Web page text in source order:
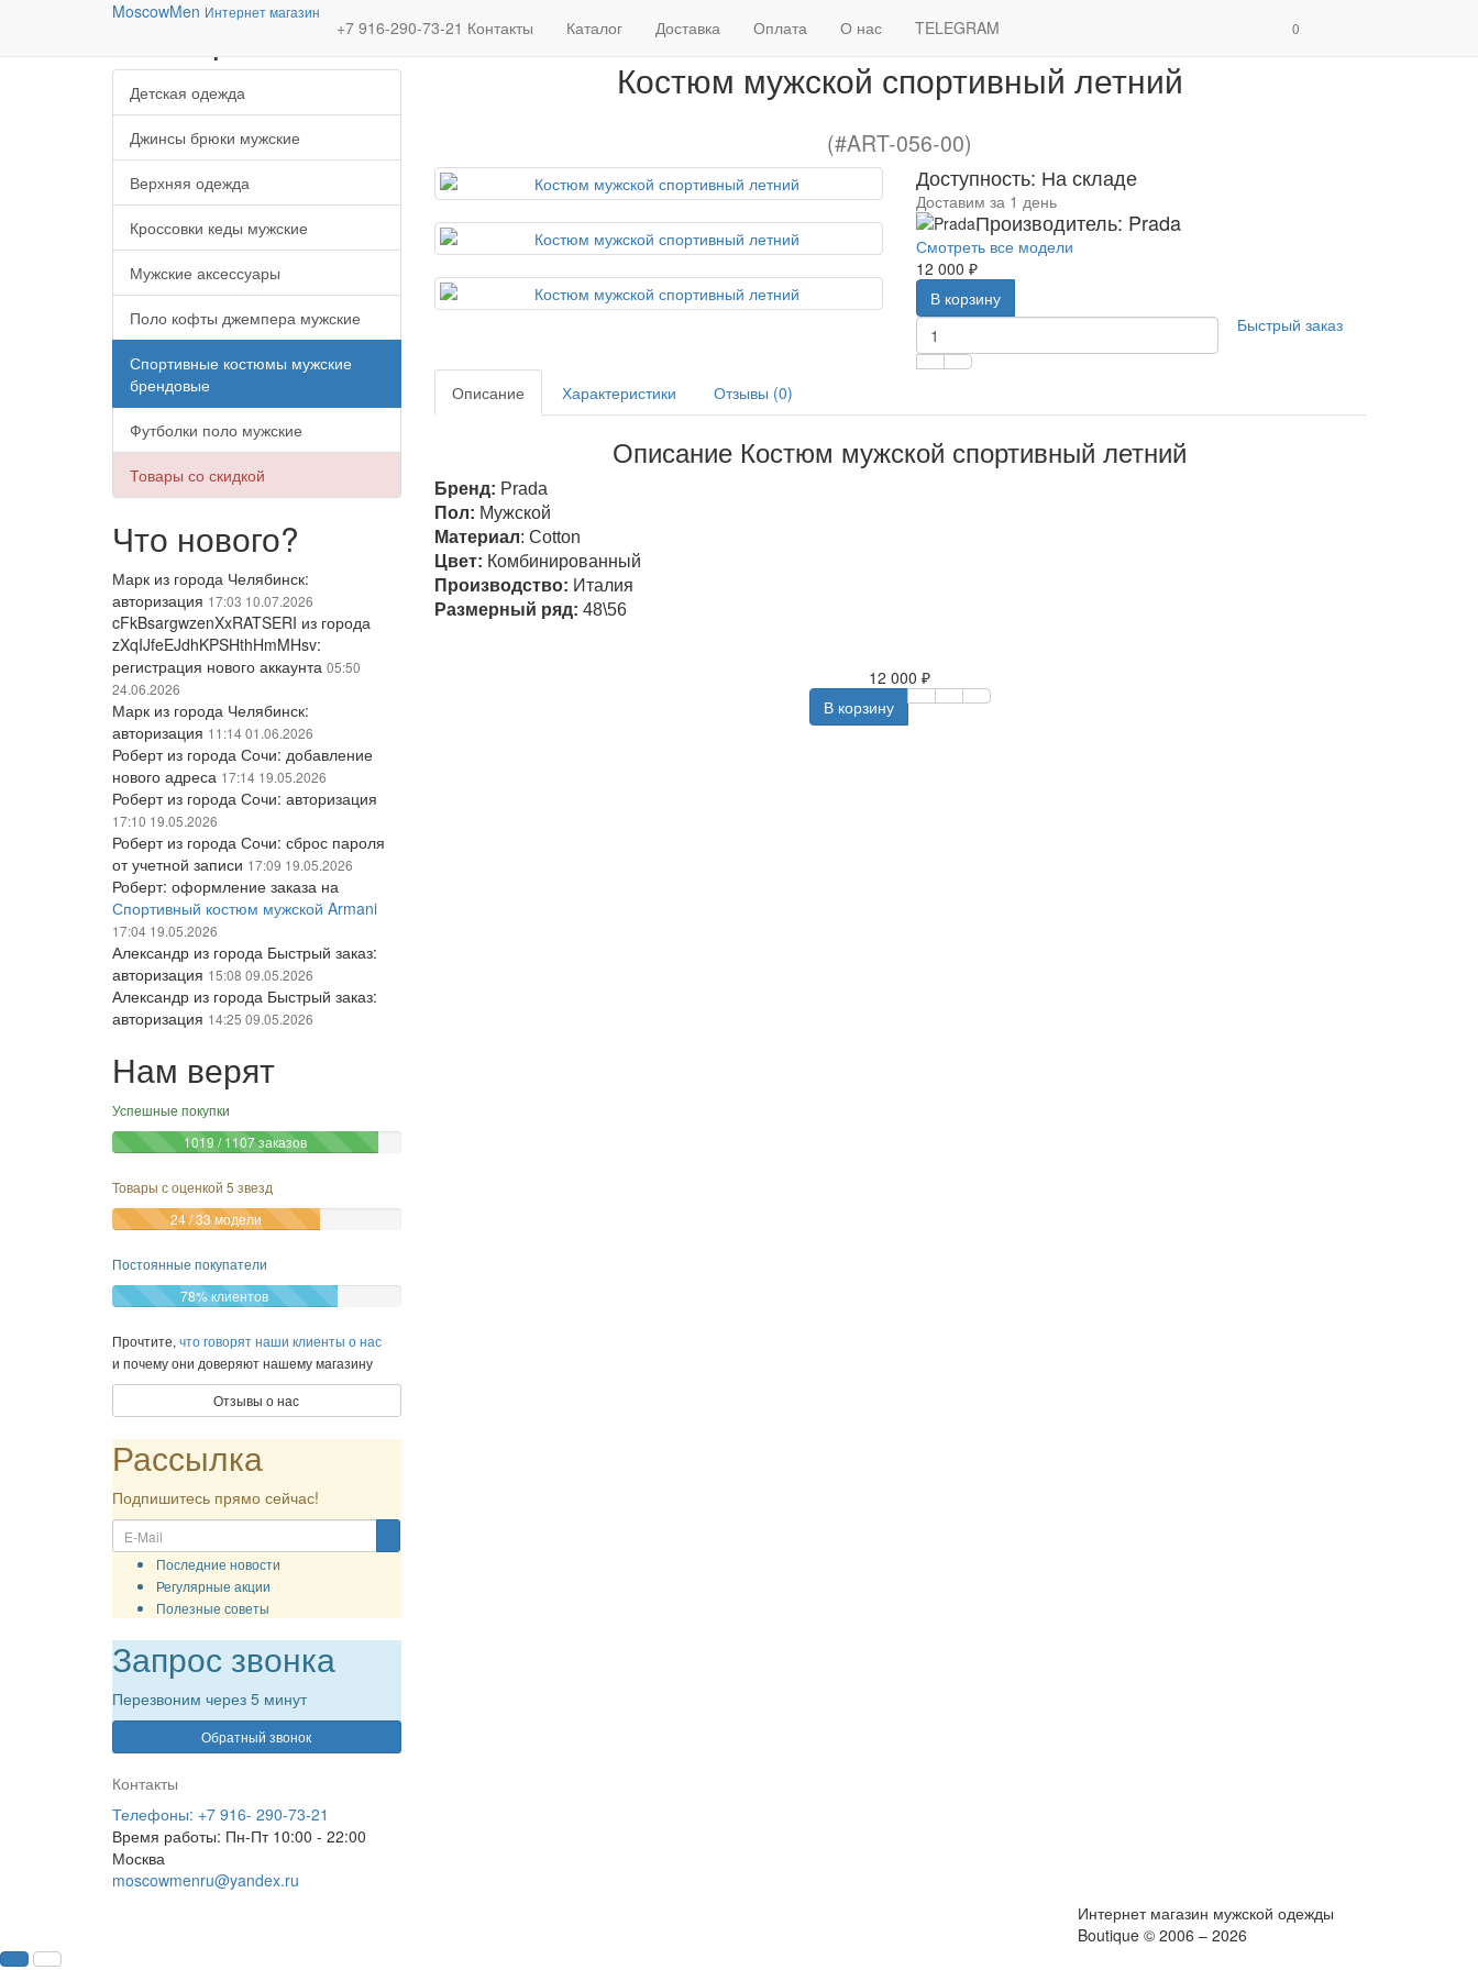
MoscowMen Интернет магазин
+7 916-290-73-21 Контакты Каталог Доставка Оплата О нас TELEGRAM 0
Детская одежда
Джинсы брюки мужские
Верхняя одежда
Кроссовки кеды мужские
Мужские аксессуары
Поло кофты джемпера мужские
Спортивные костюмы мужские
брендовые
Футболки поло мужские
Товары со скидкой
Что нового?
Марк из города Челябинск:
авторизация 17:03 10.07.2026
cFkBsargwzenXxRATSERI из города
zXqIJfeEJdhKPSHthHmMHsv:
регистрация нового аккаунта 05:50
24.06.2026
Марк из города Челябинск:
авторизация 11:14 01.06.2026
Роберт из города Сочи: добавление
нового адреса 17:14 19.05.2026
Роберт из города Сочи: авторизация
17:10 19.05.2026
Роберт из города Сочи: сброс пароля
от учетной записи 17:09 19.05.2026
Роберт: оформление заказа на
Спортивный костюм мужской Armani
17:04 19.05.2026
Александр из города Быстрый заказ:
авторизация 15:08 09.05.2026
Александр из города Быстрый заказ:
авторизация 14:25 09.05.2026
cmDfgzxXvJbWZYUTIGIcMGl:
регистрация нового аккаунта
18.07.2026
Нам верят
Успешные покупки
1019 / 1107 заказов
Товары с оценкой 5 звезд
24 / 33 модели
Постоянные покупатели
78% клиентов
и почему они доверяют нашему магазину
Рассылка
Подпишитесь прямо сейчас!
Последние новости
Регулярные акции
Полезные советы
Запрос звонка
Перезвоним через 5 минут
Обратный звонок
Спортивные костюмы мужские брендовые Костюм мужской спортивный летний
Костюм мужской спортивный летний
(#ART-056-00)
Доступность: На складе
Доставим за 1 день
Производитель: Prada
Смотреть все модели
12 000 ₽
В корзину
Быстрый заказ
Описание Характеристики Отзывы (0)
Описание Костюм мужской спортивный летний
Бренд: Prada
Пол: Мужской
Материал: Cotton
Цвет: Комбинированный
Производство: Италия
Размерный ряд: 48\56
12 000 ₽
В корзину
Контакты